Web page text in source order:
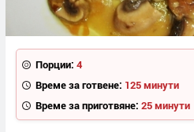
Порции: 4
Време за готвене: 125 минути
Време за приготвяне: 25 минути